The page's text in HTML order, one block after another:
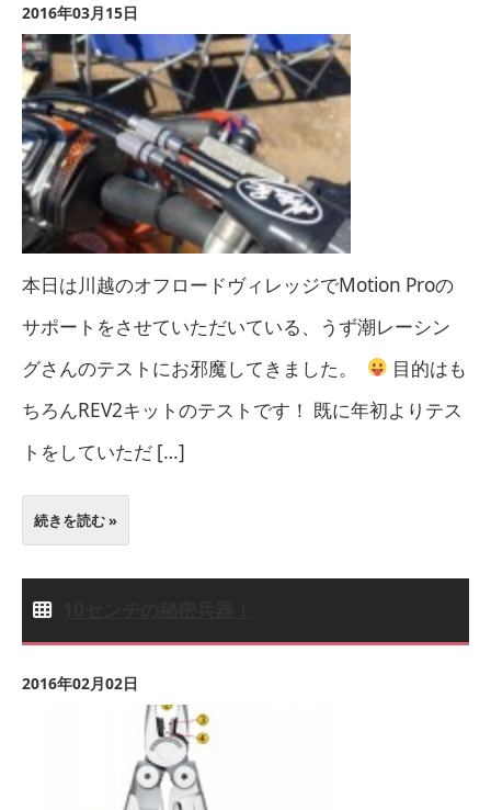
2016年03月15日
本日は川越のオフロードヴィレッジでMotion Proの
サポートをさせていただいている、うず潮レーシン
グさんのテストにお邪魔してきました。
目的はも
ちろんREV2キットのテストです！ 既に年初よりテス
トをしていただ […]
続きを読む »
2016年02月02日